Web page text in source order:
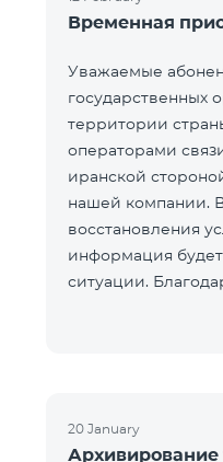
Временная
Уважаемые
государственных
территории
операторами
иранской
нашей компании.
восстановления
информация
ситуации.
20 January